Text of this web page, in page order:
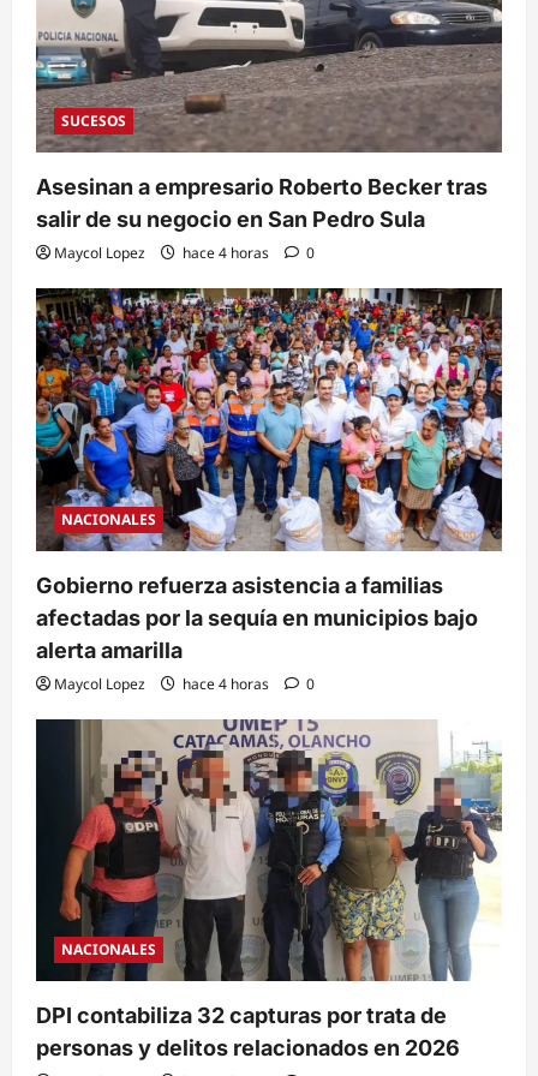
SUCESOS
Asesinan a empresario Roberto Becker tras
salir de su negocio en San Pedro Sula
Maycol Lopez hace 4 horas 0
NACIONALES
Gobierno refuerza asistencia a familias
afectadas por la sequía en municipios bajo
alerta amarilla
Maycol Lopez hace 4 horas 0
NACIONALES
DPI contabiliza 32 capturas por trata de
personas y delitos relacionados en 2026